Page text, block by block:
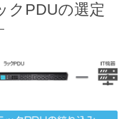
クPDUの選定